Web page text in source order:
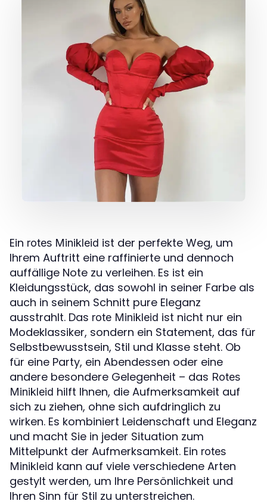
Ein rotes Minikleid ist der perfekte Weg, um
Ihrem Auftritt eine raffinierte und dennoch
auffällige Note zu verleihen. Es ist ein
Kleidungsstück, das sowohl in seiner Farbe als
auch in seinem Schnitt pure Eleganz
ausstrahlt. Das rote Minikleid ist nicht nur ein
Modeklassiker, sondern ein Statement, das für
Selbstbewusstsein, Stil und Klasse steht. Ob
für eine Party, ein Abendessen oder eine
andere besondere Gelegenheit – das Rotes
Minikleid hilft Ihnen, die Aufmerksamkeit auf
sich zu ziehen, ohne sich aufdringlich zu
wirken. Es kombiniert Leidenschaft und Eleganz
und macht Sie in jeder Situation zum
Mittelpunkt der Aufmerksamkeit. Ein rotes
Minikleid kann auf viele verschiedene Arten
gestylt werden, um Ihre Persönlichkeit und
Ihren Sinn für Stil zu unterstreichen.